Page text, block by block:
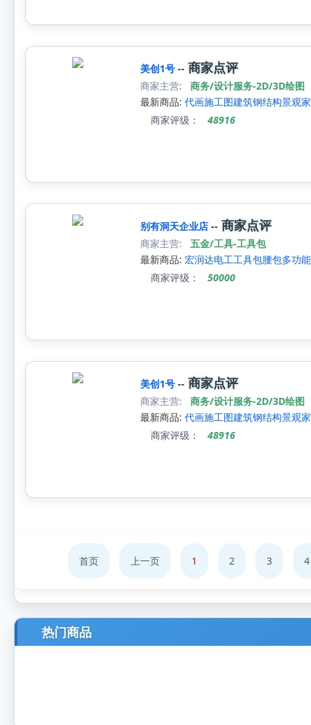
美创1号 -- 商家点评
商家主营:
商务/设计服务-2D/3D绘图
最新商品: 代画施工图建筑钢结构景观
商家评级：
48916
别有洞天企业店 -- 商家点评
商家主营:
五金/工具-工具包
最新商品: 宏润达电工工具包腰包多功
商家评级：
50000
美创1号 -- 商家点评
商家主营:
商务/设计服务-2D/3D绘图
最新商品: 代画施工图建筑钢结构景观
商家评级：
48916
首页 上一页 1 2 3 4
热门商品